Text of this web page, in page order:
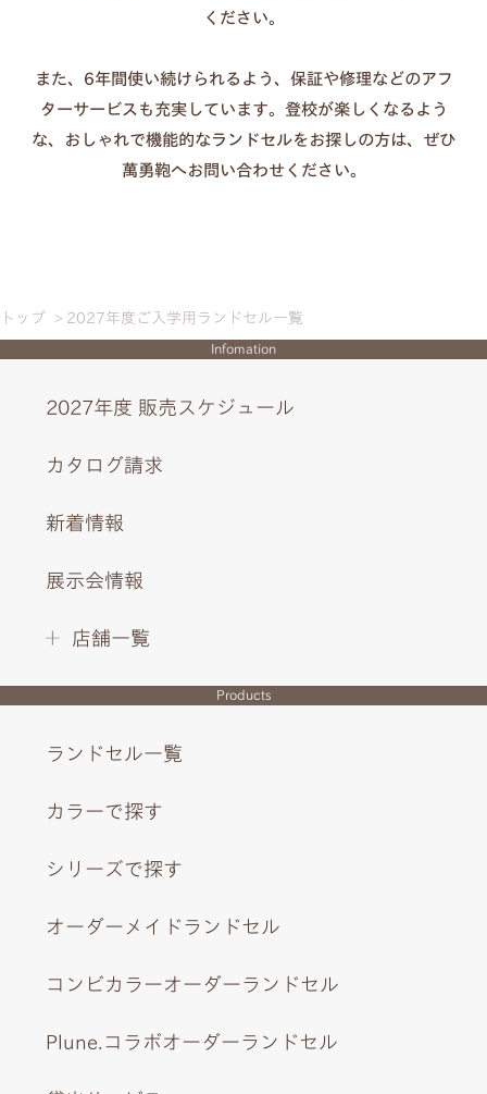
ください。
また、6年間使い続けられるよう、保証や修理などのアフ
ターサービスも充実しています。登校が楽しくなるよう
な、おしゃれで機能的なランドセルをお探しの方は、ぜひ
萬勇鞄へお問い合わせください。
トップ 2027年度ご入学用ランドセル一覧
Infomation
2027年度 販売スケジュール
カタログ請求
新着情報
展示会情報
店舗一覧
Products
ランドセル一覧
カラーで探す
シリーズで探す
オーダーメイドランドセル
コンビカラーオーダーランドセル
Plune.コラボオーダーランドセル